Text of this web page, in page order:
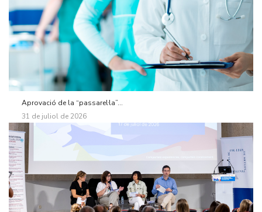
Aprovació de la “passarel·la”...
31 de juliol de 2026